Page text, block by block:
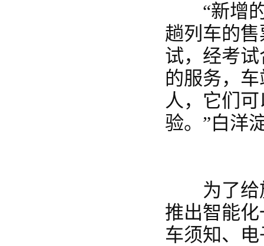
“新增的
趟列车的
试，经考
的服务，
人，它们
验。”白洋
为了给旅
推出智能
车须知、